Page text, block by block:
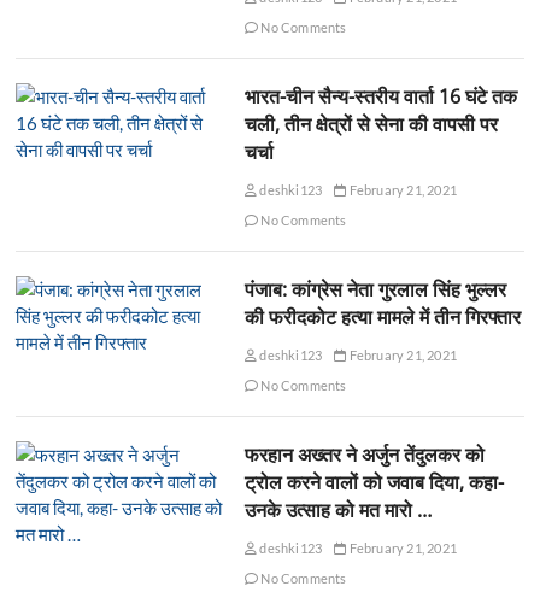
No Comments
भारत-चीन सैन्य-स्तरीय वार्ता 16 घंटे तक
चली, तीन क्षेत्रों से सेना की वापसी पर
चर्चा
deshki123
February 21, 2021
No Comments
पंजाब: कांग्रेस नेता गुरलाल सिंह भुल्लर
की फरीदकोट हत्या मामले में तीन गिरफ्तार
deshki123
February 21, 2021
No Comments
फरहान अख्तर ने अर्जुन तेंदुलकर को
ट्रोल करने वालों को जवाब दिया, कहा-
उनके उत्साह को मत मारो …
deshki123
February 21, 2021
No Comments